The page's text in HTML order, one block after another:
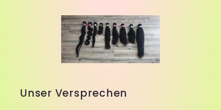
Unser Versprechen